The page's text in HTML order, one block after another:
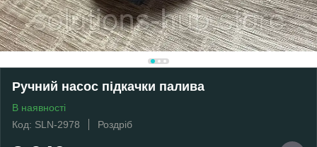
Ручний насос підкачки палива
В наявності
Код: SLN-2978
Роздріб